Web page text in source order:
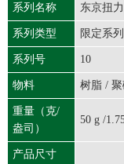
系列名称 东京扭力
系列类型 限定系列
系列号 10
物料 树脂 /
重量（克/
盎司）
50 g /
产品尺寸